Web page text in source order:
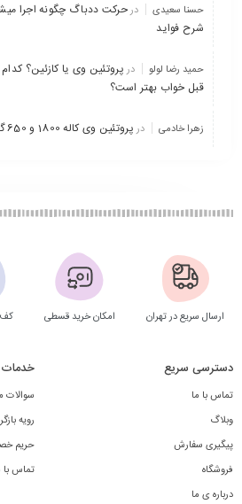
حسنا سعیدی درحرکت ددباگ چگونه اجرا
شرح فواید
حمید رضا لولو درپروتئین وی یا کازئین؟
قبل خواب بهتر است؟
زهرا خادمی درپروتئین وی کاله 1800 و 650 گرمی + قیمت تضمینی
ارسال سریع در تهران امکان خرید قسطی کف
دسترسی سریع
تماس با ما
وبلاگ
پیگیری سفارش
فروشگاه
درباره ی ما
سوالات
رویه
حریم
تماس با